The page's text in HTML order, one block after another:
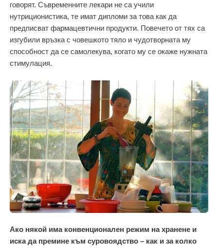
говорят. Съвременните лекари не са учили
нутриционистика, те имат дипломи за това как да
предписват фармацевтични продукти. Повечето от тях са
изгубили връзка с човешкото тяло и чудотворната му
способност да се самолекува, когато му се окаже нужната
стимулация.
Ако някой има конвенционален режим на хранене и
иска да премине към суровоядство – как и за колко